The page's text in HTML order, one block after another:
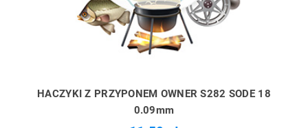
HACZYKI Z PRZYPONEM OWNER S282 SODE 18
0.09mm